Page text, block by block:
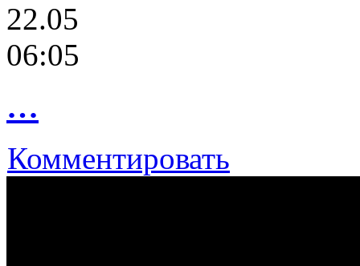
22.05
06:05
…
Комментировать